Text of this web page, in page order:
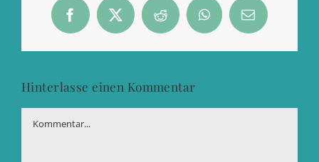
Facebook
X Reddit WhatsApp
E-
Mail
Hinterlasse einen Kommentar